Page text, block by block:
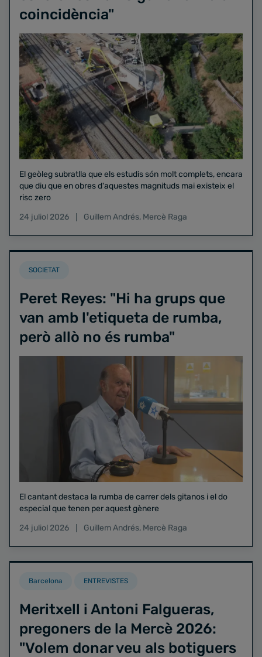
coincidència"
El geòleg subratlla que els estudis són molt complets, encara
que diu que en obres d'aquestes magnituds mai existeix el
risc zero
24 juliol 2026
Guillem Andrés, Mercè Raga
SOCIETAT
Peret Reyes: "Hi ha grups que
van amb l'etiqueta de rumba,
però allò no és rumba"
El cantant destaca la rumba de carrer dels gitanos i el do
especial que tenen per aquest gènere
24 juliol 2026
Guillem Andrés, Mercè Raga
Barcelona ENTREVISTES
Meritxell i Antoni Falgueras,
pregoners de la Mercè 2026:
"Volem donar veu als botiguers